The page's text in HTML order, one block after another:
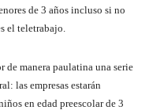
de 3 años incluso si no
el teletrabajo.
de manera paulatina una serie
las empresas estarán
en edad preescolar de 3